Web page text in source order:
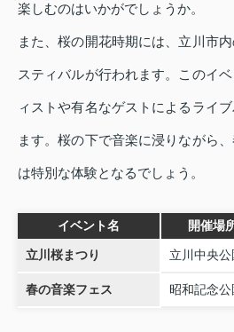
楽しむのはいかがでしょうか。
また、桜の開花時期には、立川市
スティバルが行われます。このイ
ィストや有名なゲストによるライ
ます。桜の下で音楽に浸りながら
は特別な体験となるでしょう。
イベント名 開催場
立川桜まつり 立川中央公
春の音楽フェス 昭和記念公